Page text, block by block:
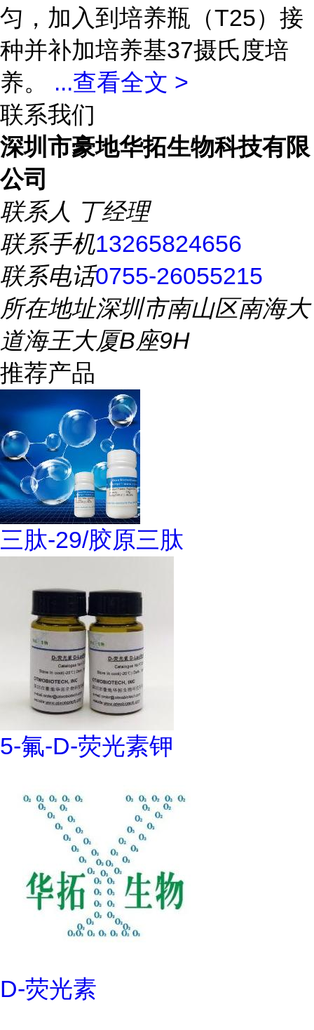
匀，加入到培养瓶（T25）接
种并补加培养基37摄氏度培
养。 ...查看全文 >
联系我们
深圳市豪地华拓生物科技有限
公司
联系人 丁经理
联系手机13265824656
联系电话0755-26055215
所在地址深圳市南山区南海大
道海王大厦B座9H
推荐产品
三肽-29/胶原三肽
5-氟-D-荧光素钾
D-荧光素